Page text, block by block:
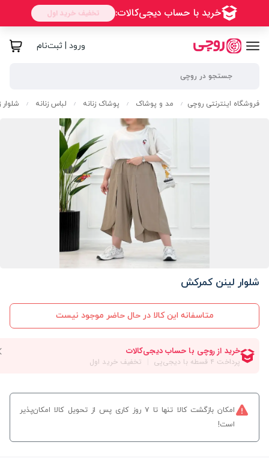
ورود | ثبت‌نام
فروشگاه اینترنتی روچی / مد و پوشاک / پوشاک زنانه / لباس زنانه / شلوار
شلوار لینن کمرکش
متاسفانه این کالا در حال حاضر موجود نیست
امکان بازگشت کالا تنها تا ۷ روز کاری پس از تحویل کالا امکان‌پذیر
است!